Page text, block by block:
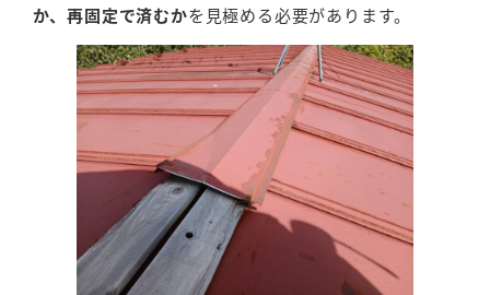
か、再固定で済むかを見極める必要があります。